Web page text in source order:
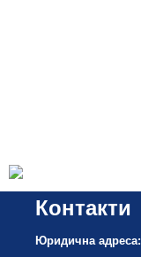
Контакти
Юридична адреса: